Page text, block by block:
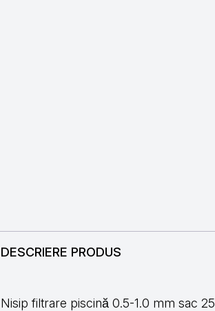
DESCRIERE PRODUS
Nisip filtrare piscină 0.5-1.0 mm sac